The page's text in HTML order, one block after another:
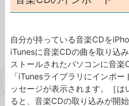
自分が持っている音楽CDを
iTunesに音楽CDの曲を取り込
ストールされたパソコンに音楽
「iTunesライブラリにインポ
ッセージが表示されます。［は
ると、音楽CDの取り込みが開